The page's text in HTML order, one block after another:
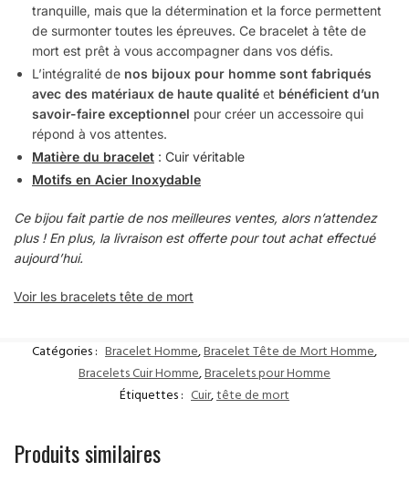
tranquille, mais que la détermination et la force permettent
de surmonter toutes les épreuves. Ce bracelet à tête de
mort est prêt à vous accompagner dans vos défis.
L’intégralité de nos bijoux pour homme sont fabriqués
avec des matériaux de haute qualité et bénéficient d’un
savoir-faire exceptionnel pour créer un accessoire qui
répond à vos attentes.
Matière du bracelet : Cuir véritable
Motifs en Acier Inoxydable
Ce bijou fait partie de nos meilleures ventes, alors n’attendez
plus ! En plus, la livraison est offerte pour tout achat effectué
aujourd’hui.
Voir les bracelets tête de mort
Catégories : Bracelet Homme,Bracelet Tête de Mort Homme,
Bracelets Cuir Homme,Bracelets pour Homme
Étiquettes : Cuir,tête de mort
Produits similaires